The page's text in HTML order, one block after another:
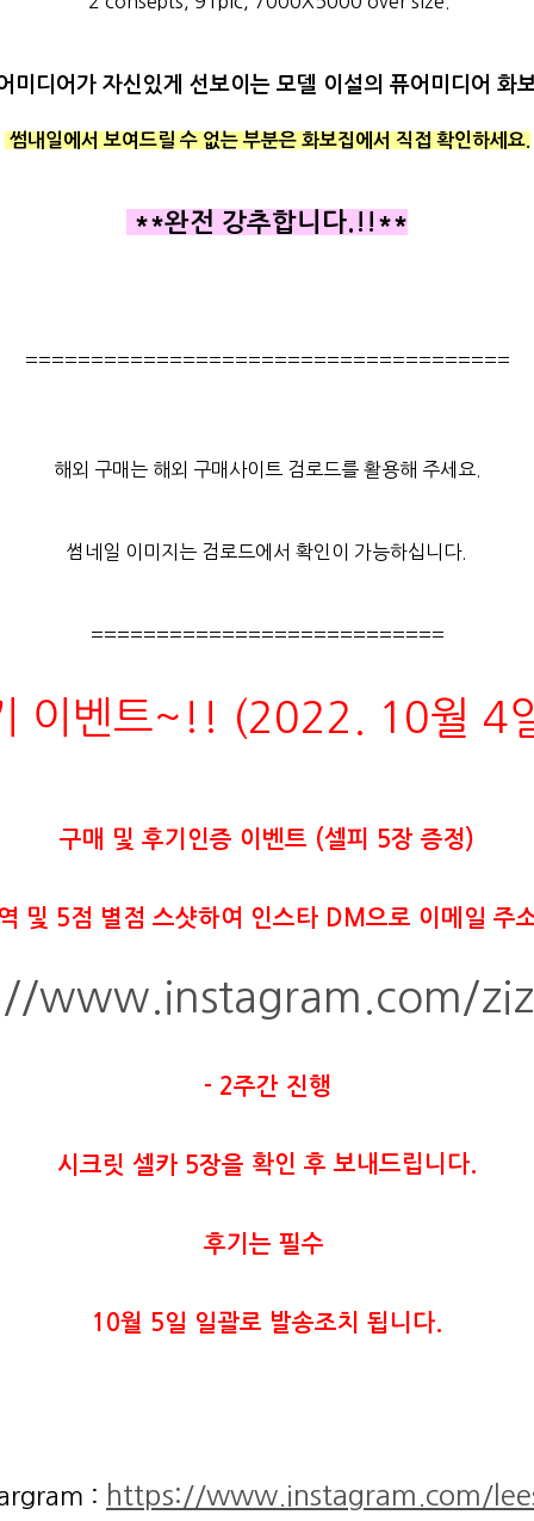
미디어가 자신있게 선보이는 모델 이설의 퓨어미디어 화
썸내일에서 보여드릴 수 없는 부분은 화보집에서 직접 확인하세요.
**완전 강추합니다.!!**
=====================================
해외 구매는 해외 구매사이트 검로드를 활용해 주세요.
썸네일 이미지는 검로드에서 확인이 가능하십니다.
===========================
이벤트~!! (2022. 10월 4
구매 및 후기인증 이벤트 (셀피 5장 증정)
및 5점 별점 스샷하여 인스타 DM으로 이메일 주
www.instagram.com/
- 2주간 진행
시크릿 셀카 5장을 확인 후 보내드립니다.
후기는 필수
10월 5일 일괄로 발송조치 됩니다.
: https://www.instagram.com/